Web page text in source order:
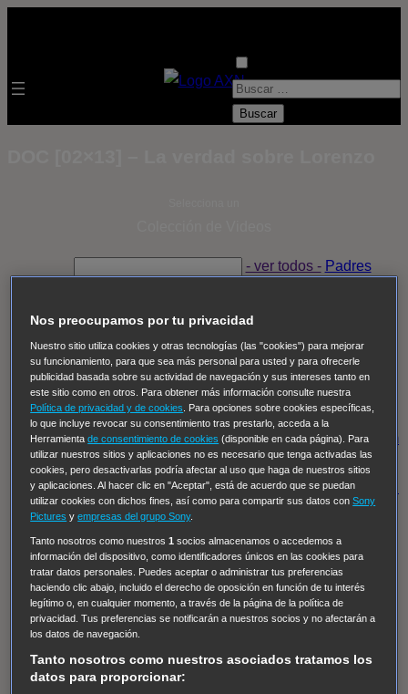
B
- ver todos - Padres
Despedida Salvaje Despedida Salvaje
Thomas, el ojo del FBI
Pan Am
Dawson crece
Insomnia El Guardián The Blacklist Cinco en familia
Hudson & Rex Diez libras y un sueño Mr Loverman
Regreso al futuro III NUEVE CUERPOS Los últimos
caballeros Tormenta infinita Sing Street Cobra Kai
Tom
y Lola High Country Los casos de Susan Ryeland:
Moonflower Murders Twisted Metal Mentes Criminales:
Evolution Terapia de Choque
Hailey Dean Without Sin: Libre de Culpa Morbius
NCIS: Nueva Orleans Pandora En fuera de juego
The Shield: Al margen de la ley Duplicated Preacher
The Killing Kind Intersecciones DOC Bite Club
Chicago Fire
de personas desaparecidas Mad Dogs La Sustituta
Ladrón de guante blanco
Nos preocupamos por tu privacidad
Nuestro sitio utiliza cookies y otras tecnologías (las "cookies") para mejorar
su funcionamiento, para que sea más personal para usted y para ofrecerle
publicidad basada sobre su actividad de navegación y sus intereses tanto en
este sitio como en otros. Para obtener más información consulte nuestra
Política de privacidad y de cookies
. Para opciones sobre cookies específicas,
lo que incluye revocar su consentimiento tras prestarlo, acceda a la
Herramientade consentimiento de cookies (disponible en cada página). Para
utilizar nuestros sitios y aplicaciones no es necesario que tenga activadas las
cookies, pero desactivarlas podría afectar al uso que haga de nuestros sitios
y aplicaciones. Al hacer clic en "Aceptar", está de acuerdo que se puedan
utilizar cookies con dichos fines, así como para compartir sus datos conSony
Pictures yempresas del grupo Sony.
Tanto nosotros como nuestros1 socios almacenamos o accedemos a
información del dispositivo, como identificadores únicos en las cookies para
tratar datos personales. Puedes aceptar o administrar tus preferencias
haciendo clic abajo, incluido el derecho de oposición en función de tu interés
legítimo o, en cualquier momento, a través de la página de la política de
privacidad. Tus preferencias se notificarán a nuestros socios y no afectarán a
los datos de navegación.
Tanto nosotros como nuestros asociados tratamos los
datos para proporcionar: